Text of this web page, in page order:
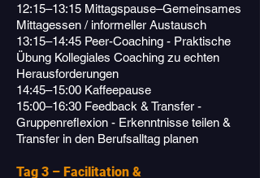
12:15–13:15 Mittagspause–Gemeinsames
Mittagessen / informeller Austausch
13:15–14:45 Peer-Coaching - Praktische
Übung Kollegiales Coaching zu echten
Herausforderungen
14:45–15:00 Kaffeepause
15:00–16:30 Feedback & Transfer -
Gruppenreflexion - Erkenntnisse teilen &
Transfer in den Berufsalltag planen
Tag 3 – Facilitation &